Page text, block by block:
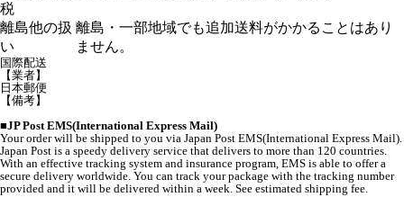
税
離島他の扱
い
離島・一部地域でも追加送料がかかることはあり
ません。
国際配送
【業者】
日本郵便
【備考】
■JP Post EMS(International Express Mail)
Your order will be shipped to you via Japan Post EMS(International Express Mail).
Japan Post is a speedy delivery service that delivers to more than 120 countries.
With an effective tracking system and insurance program, EMS is able to offer a
secure delivery worldwide. You can track your package with the tracking number
provided and it will be delivered within a week. See estimated shipping fee.